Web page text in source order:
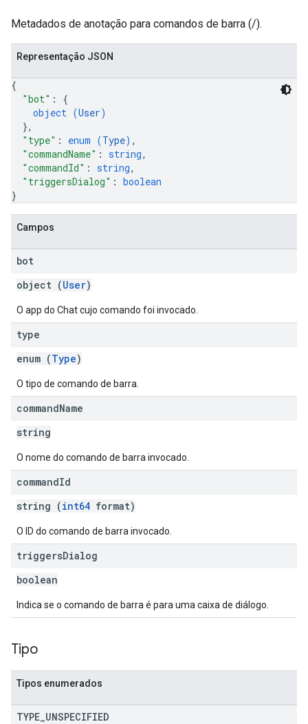
Metadados de anotação para comandos de barra (/).
Representação JSON
{
"bot" : {
object (User)
},
"type" : enum (Type) ,
"commandName" : string,
"commandId" : string,
"triggersDialog" : boolean
}
Campos
bot
object (User)
O app do Chat cujo comando foi invocado.
type
enum (Type)
O tipo de comando de barra.
commandName
string
O nome do comando de barra invocado.
commandId
string (int64 format)
O ID do comando de barra invocado.
triggersDialog
boolean
Indica se o comando de barra é para uma caixa de diálogo.
Tipo
Tipos enumerados
TYPE UNSPECIFIED